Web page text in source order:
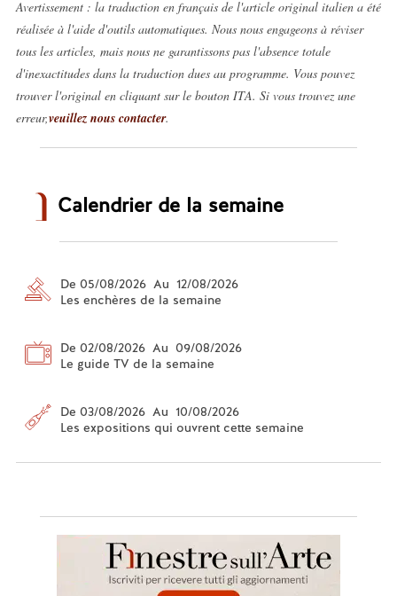
Avertissement : la traduction en français de l'article original italien a été
réalisée à l'aide d'outils automatiques. Nous nous engageons à réviser
tous les articles, mais nous ne garantissons pas l'absence totale
d'inexactitudes dans la traduction dues au programme. Vous pouvez
trouver l'original en cliquant sur le bouton ITA. Si vous trouvez une
erreur,veuillez nous contacter.
Calendrier de la semaine
De 05/08/2026 Au 12/08/2026
Les enchères de la semaine
De 02/08/2026 Au 09/08/2026
Le guide TV de la semaine
De 03/08/2026 Au 10/08/2026
Les expositions qui ouvrent cette semaine